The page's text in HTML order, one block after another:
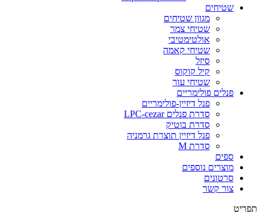
שטיחים
מגוון שטיחים
שטיחי צמר
אולטימטיבי
שטיחי קאמה
סיזל
קיל קוקוס
שטיחי עור
פנלים פולימריים
פנל דיזיין-פולימריים
סדרת פנלים LPC-cezar
סדרת בוטיק
פנל דיזיין תוצרת גרמניה
סדרת M
ספים
מוצרים נוספים
סרטונים
צור קשר
תפריט